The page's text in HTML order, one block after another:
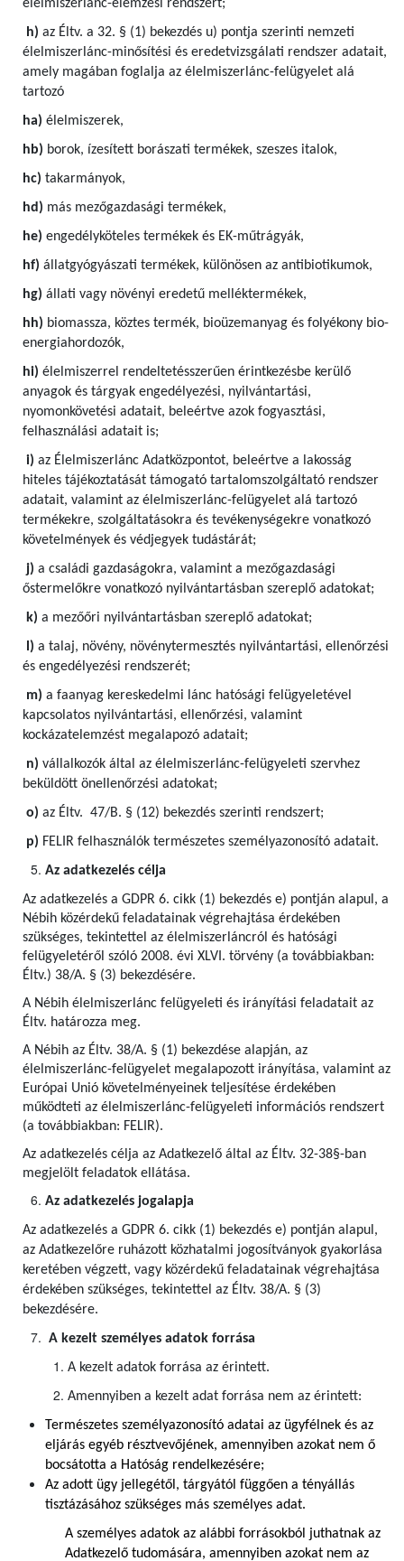
élelmiszerlánc-elemzési rendszert;
h) az Éltv. a 32. § (1) bekezdés u) pontja szerinti nemzeti
élelmiszerlánc-minősítési és eredetvizsgálati rendszer adatait,
amely magában foglalja az élelmiszerlánc-felügyelet alá
tartozó
ha) élelmiszerek,
hb) borok, ízesített borászati termékek, szeszes italok,
hc) takarmányok,
hd) más mezőgazdasági termékek,
he) engedélyköteles termékek és EK-műtrágyák,
hf) állatgyógyászati termékek, különösen az antibiotikumok,
hg) állati vagy növényi eredetű melléktermékek,
hh) biomassza, köztes termék, bioüzemanyag és folyékony bio-
energiahordozók,
hi) élelmiszerrel rendeltetésszerűen érintkezésbe kerülő
anyagok és tárgyak engedélyezési, nyilvántartási,
nyomonkövetési adatait, beleértve azok fogyasztási,
felhasználási adatait is;
i) az Élelmiszerlánc Adatközpontot, beleértve a lakosság
hiteles tájékoztatását támogató tartalomszolgáltató rendszer
adatait, valamint az élelmiszerlánc-felügyelet alá tartozó
termékekre, szolgáltatásokra és tevékenységekre vonatkozó
követelmények és védjegyek tudástárát;
j) a családi gazdaságokra, valamint a mezőgazdasági
őstermelőkre vonatkozó nyilvántartásban szereplő adatokat;
k) a mezőőri nyilvántartásban szereplő adatokat;
l) a talaj, növény, növénytermesztés nyilvántartási, ellenőrzési
és engedélyezési rendszerét;
m) a faanyag kereskedelmi lánc hatósági felügyeletével
kapcsolatos nyilvántartási, ellenőrzési, valamint
kockázatelemzést megalapozó adatait;
n) vállalkozók által az élelmiszerlánc-felügyeleti szervhez
beküldött önellenőrzési adatokat;
o) az Éltv. 47/B. § (12) bekezdés szerinti rendszert;
p) FELIR felhasználók természetes személyazonosító adatait.
Az adatkezelés célja
Az adatkezelés a GDPR 6. cikk (1) bekezdés e) pontján alapul, a
Nébih közérdekű feladatainak végrehajtása érdekében
szükséges, tekintettel az élelmiszerláncról és hatósági
felügyeletéről szóló 2008. évi XLVI. törvény (a továbbiakban:
Éltv.) 38/A. § (3) bekezdésére.
A Nébih élelmiszerlánc felügyeleti és irányítási feladatait az
Éltv. határozza meg.
A Nébih az Éltv. 38/A. § (1) bekezdése alapján, az
élelmiszerlánc-felügyelet megalapozott irányítása, valamint az
Európai Unió követelményeinek teljesítése érdekében
működteti az élelmiszerlánc-felügyeleti információs rendszert
(a továbbiakban: FELIR).
Az adatkezelés célja az Adatkezelő által az Éltv. 32-38§-ban
megjelölt feladatok ellátása.
Az adatkezelés jogalapja
Az adatkezelés a GDPR 6. cikk (1) bekezdés e) pontján alapul,
az Adatkezelőre ruházott közhatalmi jogosítványok gyakorlása
keretében végzett, vagy közérdekű feladatainak végrehajtása
érdekében szükséges, tekintettel az Éltv. 38/A. § (3)
bekezdésére.
A kezelt személyes adatok forrása
A kezelt adatok forrása az érintett.
Amennyiben a kezelt adat forrása nem az érintett:
Természetes személyazonosító adatai az ügyfélnek és az
eljárás egyéb résztvevőjének, amennyiben azokat nem ő
bocsátotta a Hatóság rendelkezésére;
Az adott ügy jellegétől, tárgyától függően a tényállás
tisztázásához szükséges más személyes adat.
A személyes adatok az alábbi forrásokból juthatnak az
Adatkezelő tudomására, amennyiben azokat nem az